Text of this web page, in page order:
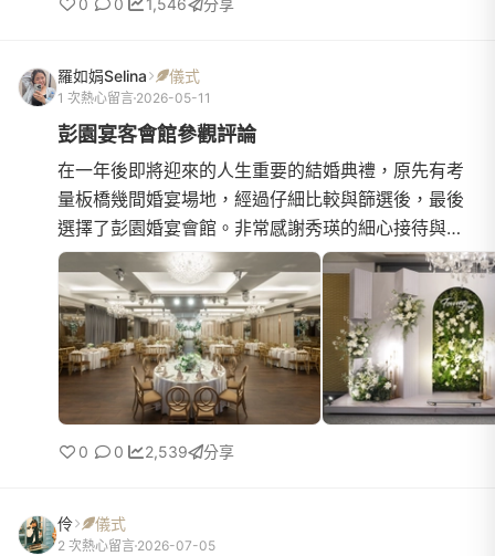
羅如娟Selina 儀式
1 次熱心留言 2026-05-11
彭園宴客會館參觀評論
在一年後即將迎來的人生重要的結婚典禮，原先有考
量板橋幾間婚宴場地，經過仔細比較與篩選後，最後
選擇了彭園婚宴會館。非常感謝秀瑛的細心接待與專
業介紹，過程中不但說明得非常詳細，也清楚掌握我
們在意的需求與細...
0 0 2,539 分享
伶 儀式
2 次熱心留言 2026-07-05